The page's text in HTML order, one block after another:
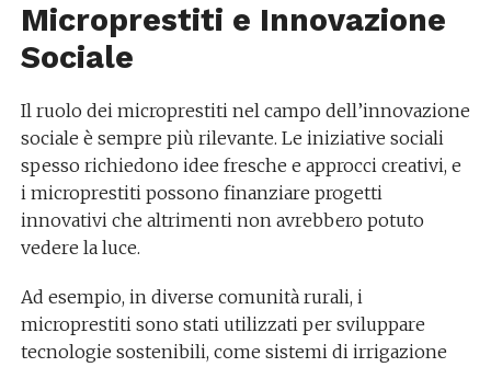
Microprestiti e Innovazione
Sociale
Il ruolo dei microprestiti nel campo dell’innovazione
sociale è sempre più rilevante. Le iniziative sociali
spesso richiedono idee fresche e approcci creativi, e
i microprestiti possono finanziare progetti
innovativi che altrimenti non avrebbero potuto
vedere la luce.
Ad esempio, in diverse comunità rurali, i
microprestiti sono stati utilizzati per sviluppare
tecnologie sostenibili, come sistemi di irrigazione